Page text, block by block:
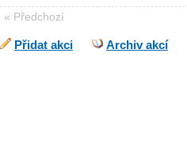
« Předchozí
Přidat akci Archiv akcí